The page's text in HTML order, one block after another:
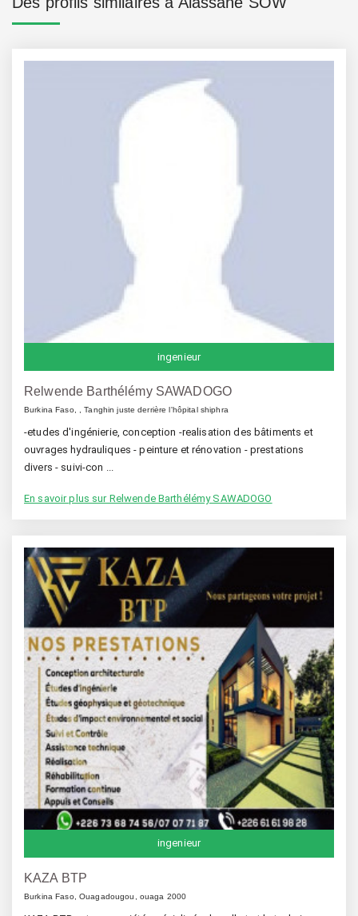
ingenieur
Relwende Barthélémy SAWADOGO
Burkina Faso, , Tanghin juste derrière l'hôpital shiphra
-etudes d'ingénierie, conception -realisation des bâtiments et
ouvrages hydrauliques - peinture et rénovation - prestations
divers - suivi-con ...
En savoir plus sur Relwende Barthélémy SAWADOGO
ingenieur
KAZA BTP
Burkina Faso, Ouagadougou, ouaga 2000